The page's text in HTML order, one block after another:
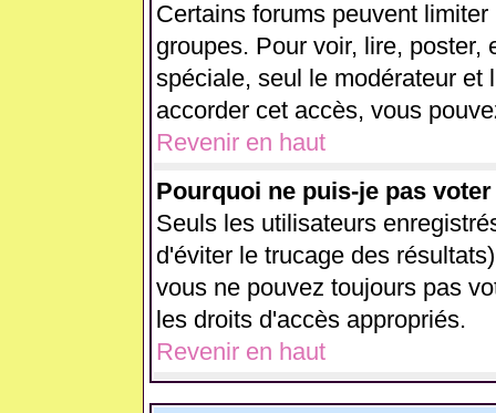
Certains forums peuvent
groupes. Pour voir, lire,
spéciale, seul le modérateur et
accorder cet accès, vous
Revenir en haut
Pourquoi ne puis-je pas
Seuls les utilisateurs
d'éviter le trucage des
vous ne pouvez toujours pas
les droits d'accès appropriés.
Revenir en haut